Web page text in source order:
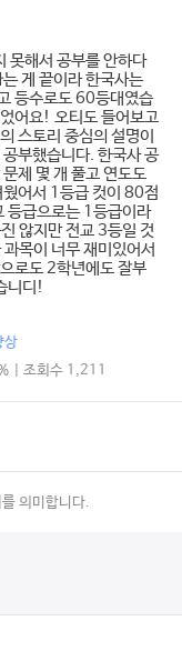
못해서 공부를 안하다
게 끝이라 한국사는
등수로도 60등대였습
어요! 오티도 들어보고
스토리 중심의 설명이
부했습니다. 한국사 공
제 몇 개 풀고 연도도
웠어서 1등급 컷이 80점
등급으로는 1등급이라
않지만 전교 3등일 것
목이 너무 재미있어서
로도 2학년에도 잘부
니디!
상
| 조회수 1,211
의미합니다.